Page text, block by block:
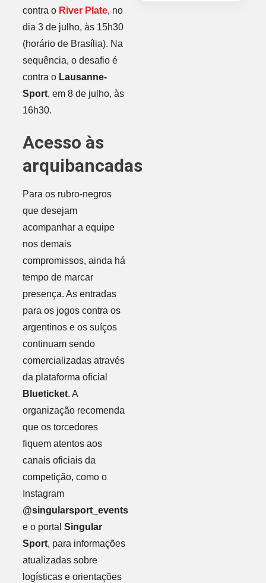
contra o River Plate, no
dia 3 de julho, às 15h30
(horário de Brasília). Na
sequência, o desafio é
contra o Lausanne-
Sport, em 8 de julho, às
16h30.
Acesso às
arquibancadas
Para os rubro-negros
que desejam
acompanhar a equipe
nos demais
compromissos, ainda há
tempo de marcar
presença. As entradas
para os jogos contra os
argentinos e os suíços
continuam sendo
comercializadas através
da plataforma oficial
Blueticket. A
organização recomenda
que os torcedores
fiquem atentos aos
canais oficiais da
competição, como o
Instagram
@singularsport_events
e o portal Singular
Sport, para informações
atualizadas sobre
logísticas e orientações